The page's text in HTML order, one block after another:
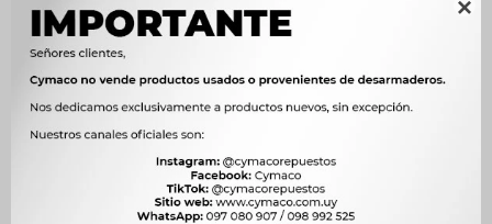

MANIJA SUZUKI INT TRAS
MANIJA VOLKSWAGEN
1.5-1.6 (20134) -